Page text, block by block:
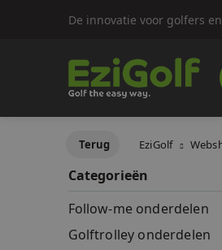
De innovatie voor golfers
Terug EziGolf
Categorieën
Follow-me onderdelen
Golftrolley onderdelen